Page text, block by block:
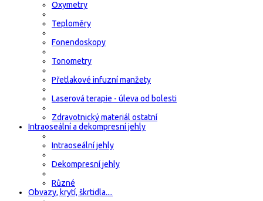
Oxymetry
Teploměry
Fonendoskopy
Tonometry
Přetlakové infuzní manžety
Laserová terapie - úleva od bolesti
Zdravotnický materiál ostatní
Intraoseální a dekompresní jehly
Intraoseální jehly
Dekompresní jehly
Různé
Obvazy, krytí, škrtidla....